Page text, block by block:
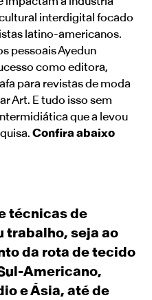
interdigital focado
latino-americanos.
pessoais Ayedun
como editora,
para revistas de moda
Art. E tudo isso sem
que a levou
Confira abaixo
técnicas de
trabalho, seja ao
da rota de tecido
Americano,
e Ásia, até de